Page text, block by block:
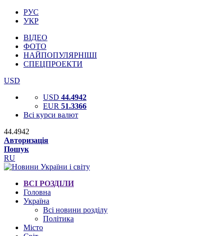
РУС
УКР
ВІДЕО
ФОТО
НАЙПОПУЛЯРНІШІ
СПЕЦПРОЕКТИ
USD
USD 44.4942
EUR 51.3366
Всі курси валют
44.4942
Авторизація
Пошук
RU
ВСІ РОЗДІЛИ
Головна
Україна
Всі новини розділу
Політика
Місто